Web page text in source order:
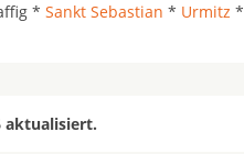
* Sankt Sebastian * Urmitz *
aktualisiert.